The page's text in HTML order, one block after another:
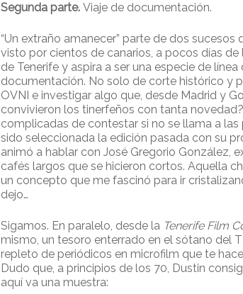
Segunda parte. Viaje de documentación.
“Un extraño amanecer” parte de dos
visto por cientos de canarios, a pocos días
de Tenerife y aspira a ser una especie de
documentación. No solo de corte histórico y
OVNI e investigar algo que, desde Madrid y
convivieron los tinerfeños con tanta
complicadas de contestar si no se llama a
sido seleccionada la edición pasada con su
animó a hablar con José Gregorio González,
cafés largos que se hicieron cortos. Aquella
un concepto que me fascinó para ir
dejo…
Sigamos. En paralelo, desde la Tenerife Film
mismo, un tesoro enterrado en el sótano del
repleto de periódicos en microfilm que te
Dudo que, a principios de los 70, Dustin
aquí va una muestra: